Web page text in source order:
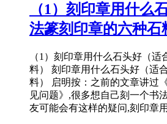
（1）刻印章用什么
法篆刻印章的六种石
（1）刻印章用什么石头好（
料） 刻印章用什么石头好（适
料） 启明按：之前的文章讲过
见问题》,很多想自己刻一个书
友可能会有这样的疑问,刻印章